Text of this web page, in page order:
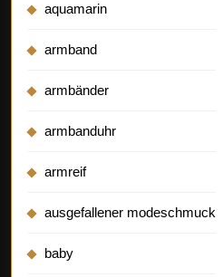
aquamarin
armband
armbänder
armbanduhr
armreif
ausgefallener modeschmuck
baby